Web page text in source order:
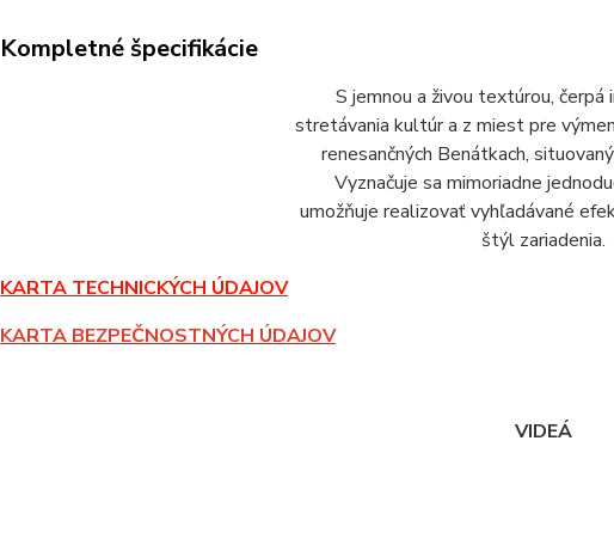
Kompletné špecifikácie
S jemnou a živou textúrou, čerpá
stretávania kultúr a z miest pre
renesančných Benátkach,
Vyznačuje sa mimoriadne
umožňuje realizovať vyhľadávané
štýl zariadenia.
KARTA TECHNICKÝCH ÚDAJOV
KARTA BEZPEČNOSTNÝCH ÚDAJOV
VIDEÁ